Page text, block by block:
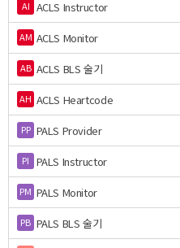
AI ACLS Instructor
AM ACLS Monitor
AB ACLS BLS 술기
AH ACLS Heartcode
PP PALS Provider
PI PALS Instructor
PM PALS Monitor
PB PALS BLS 술기